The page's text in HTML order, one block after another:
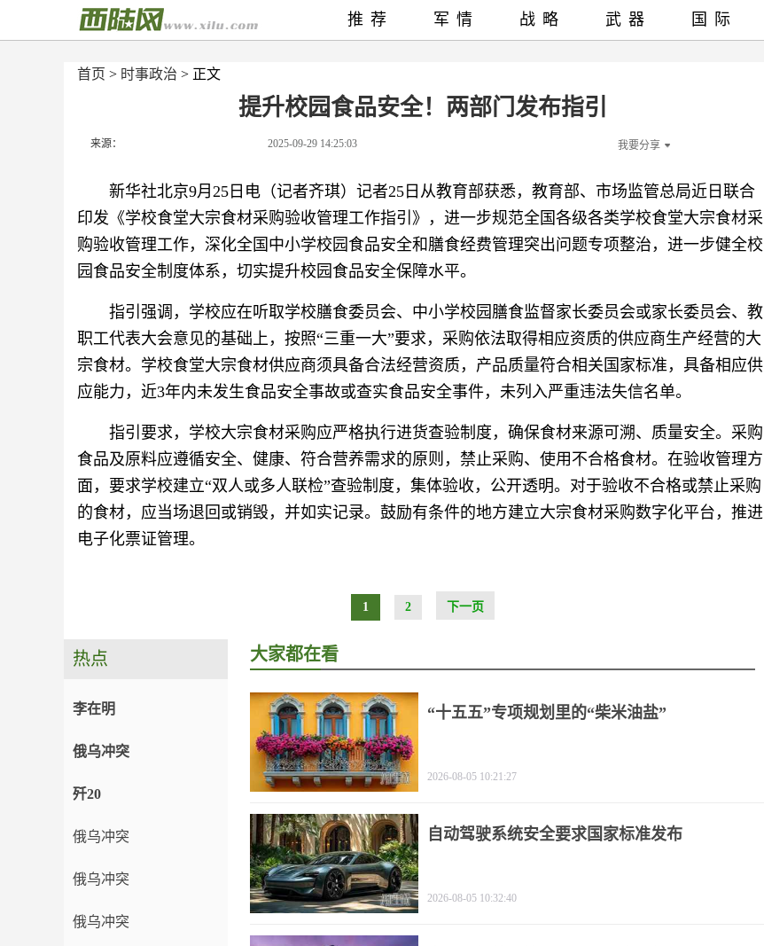
首页 > 时事政治 > 正文
提升校园食品安全！两部门发布指引
来源： 2025-09-29 14:25:03 我要分享
新华社北京9月25日电（记者齐琪）记者25日从教育部获悉，教育部、市场监管总局近日联合
印发《学校食堂大宗食材采购验收管理工作指引》，进一步规范全国各级各类学校食堂大宗食材采
购验收管理工作，深化全国中小学校园食品安全和膳食经费管理突出问题专项整治，进一步健全校
园食品安全制度体系，切实提升校园食品安全保障水平。
指引强调，学校应在听取学校膳食委员会、中小学校园膳食监督家长委员会或家长委员会、教
职工代表大会意见的基础上，按照“三重一大”要求，采购依法取得相应资质的供应商生产经营的大
宗食材。学校食堂大宗食材供应商须具备合法经营资质，产品质量符合相关国家标准，具备相应供
应能力，近3年内未发生食品安全事故或查实食品安全事件，未列入严重违法失信名单。
指引要求，学校大宗食材采购应严格执行进货查验制度，确保食材来源可溯、质量安全。采购
食品及原料应遵循安全、健康、符合营养需求的原则，禁止采购、使用不合格食材。在验收管理方
面，要求学校建立“双人或多人联检”查验制度，集体验收，公开透明。对于验收不合格或禁止采购
的食材，应当场退回或销毁，并如实记录。鼓励有条件的地方建立大宗食材采购数字化平台，推进
电子化票证管理。
1 2 下一页
推荐 军情 战略 武器 国际
热点
李在明
俄乌冲突
歼20
俄乌冲突
俄乌冲突
俄乌冲突
大家都在看
“十五五”专项规划里的“柴米油盐”
2026-08-05 10:21:27
自动驾驶系统安全要求国家标准发布
2026-08-05 10:32:40